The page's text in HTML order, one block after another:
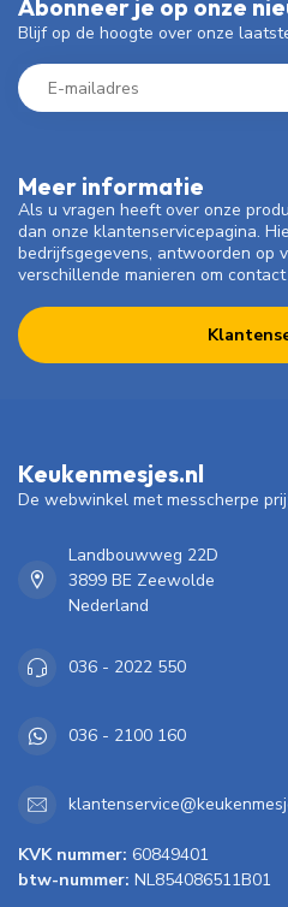
Meer informatie
Als u vragen heeft over onze
dan onze klantenservicepagina.
bedrijfsgegevens, antwoorden op
verschillende manieren om
Abonneer je op onze
Blijf op de hoogte over onze
Keukenmesjes.nl
De webwinkel met messcherpe
Landbouwweg 22D
3899 BE Zeewolde
Nederland
036 - 2022 550
036 - 2100 160
KVK nummer: 60849401
btw-nummer: NL854086511B01